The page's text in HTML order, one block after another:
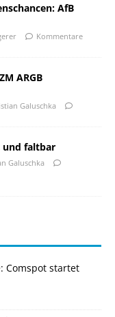
AfB
Kommentare
ARGB
Galuschka
und faltbar
Galuschka
Comspot startet